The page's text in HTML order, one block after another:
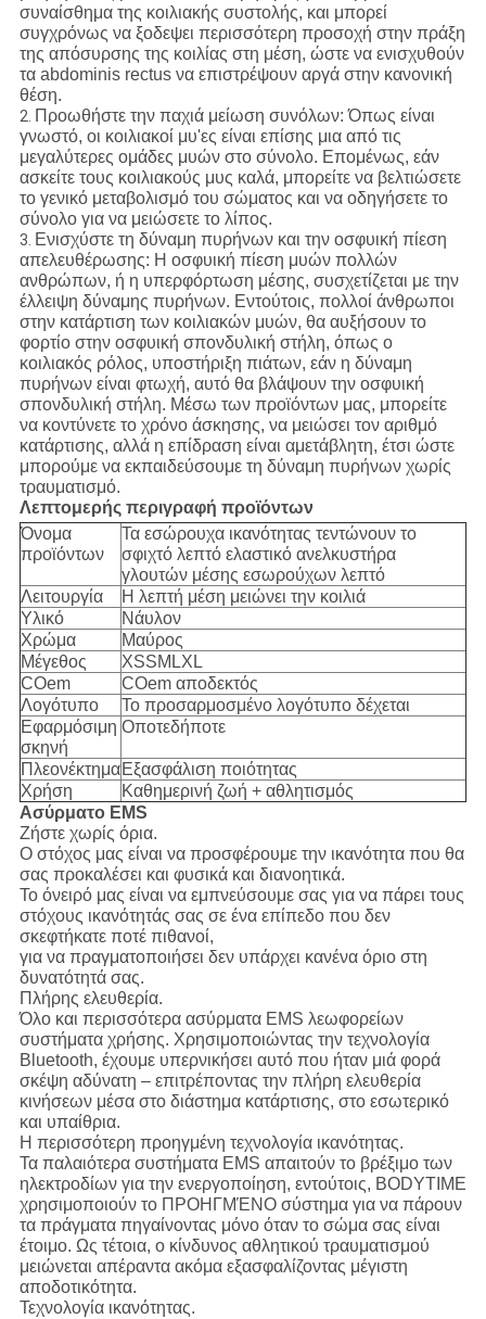
συναίσθημα της κοιλιακής συστολής, και μπορεί
συγχρόνως να ξοδεψει περισσότερη προσοχή στην πράξη
της απόσυρσης της κοιλίας στη μέση, ώστε να ενισχυθούν
τα abdominis rectus να επιστρέψουν αργά στην κανονική
θέση.
2. Προωθήστε την παχιά μείωση συνόλων: Όπως είναι
γνωστό, οι κοιλιακοί μυ'ες είναι επίσης μια από τις
μεγαλύτερες ομάδες μυών στο σύνολο. Επομένως, εάν
ασκείτε τους κοιλιακούς μυς καλά, μπορείτε να βελτιώσετε
το γενικό μεταβολισμό του σώματος και να οδηγήσετε το
σύνολο για να μειώσετε το λίπος.
3. Ενισχύστε τη δύναμη πυρήνων και την οσφυική πίεση
απελευθέρωσης: Η οσφυική πίεση μυών πολλών
ανθρώπων, ή η υπερφόρτωση μέσης, συσχετίζεται με την
έλλειψη δύναμης πυρήνων. Εντούτοις, πολλοί άνθρωποι
στην κατάρτιση των κοιλιακών μυών, θα αυξήσουν το
φορτίο στην οσφυική σπονδυλική στήλη, όπως ο
κοιλιακός ρόλος, υποστήριξη πιάτων, εάν η δύναμη
πυρήνων είναι φτωχή, αυτό θα βλάψουν την οσφυική
σπονδυλική στήλη. Μέσω των προϊόντων μας, μπορείτε
να κοντύνετε το χρόνο άσκησης, να μειώσει τον αριθμό
κατάρτισης, αλλά η επίδραση είναι αμετάβλητη, έτσι ώστε
μπορούμε να εκπαιδεύσουμε τη δύναμη πυρήνων χωρίς
τραυματισμό.
Λεπτομερής περιγραφή προϊόντων
Όνομα
προϊόντων
Τα εσώρουχα ικανότητας τεντώνουν το
σφιχτό λεπτό ελαστικό ανελκυστήρα
γλουτών μέσης εσωρούχων λεπτό
Λειτουργία
Η λεπτή μέση μειώνει την κοιλιά
Υλικό
Νάυλον
Χρώμα
Μαύρος
Μέγεθος
XSSMLXL
COem
COem αποδεκτός
Λογότυπο
Το προσαρμοσμένο λογότυπο δέχεται
Εφαρμόσιμη
σκηνή
Οποτεδήποτε
ΠλεονέκτημαΕξασφάλιση ποιότητας
Χρήση
Καθημερινή ζωή + αθλητισμός
Ασύρματο EMS
Ζήστε χωρίς όρια.
Ο στόχος μας είναι να προσφέρουμε την ικανότητα που θα
σας προκαλέσει και φυσικά και διανοητικά.
Το όνειρό μας είναι να εμπνεύσουμε σας για να πάρει τους
στόχους ικανότητάς σας σε ένα επίπεδο που δεν
σκεφτήκατε ποτέ πιθανοί,
για να πραγματοποιήσει δεν υπάρχει κανένα όριο στη
δυνατότητά σας.
Πλήρης ελευθερία.
Όλο και περισσότερα ασύρματα EMS λεωφορείων
συστήματα χρήσης. Χρησιμοποιώντας την τεχνολογία
Bluetooth, έχουμε υπερνικήσει αυτό που ήταν μιά φορά
σκέψη αδύνατη – επιτρέποντας την πλήρη ελευθερία
κινήσεων μέσα στο διάστημα κατάρτισης, στο εσωτερικό
και υπαίθρια.
Η περισσότερη προηγμένη τεχνολογία ικανότητας.
Τα παλαιότερα συστήματα EMS απαιτούν το βρέξιμο των
ηλεκτροδίων για την ενεργοποίηση, εντούτοις, BODYTIME
χρησιμοποιούν το ΠΡΟΗΓΜΈΝΟ σύστημα για να πάρουν
τα πράγματα πηγαίνοντας μόνο όταν το σώμα σας είναι
έτοιμο. Ως τέτοια, ο κίνδυνος αθλητικού τραυματισμού
μειώνεται απέραντα ακόμα εξασφαλίζοντας μέγιστη
αποδοτικότητα.
Τεχνολογία ικανότητας.